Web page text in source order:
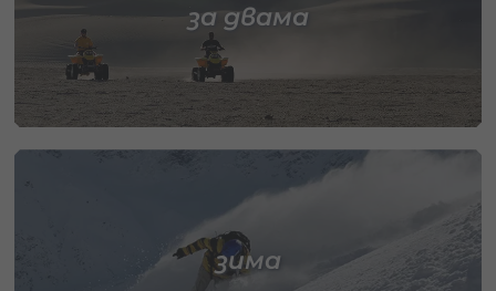
за двама
зима